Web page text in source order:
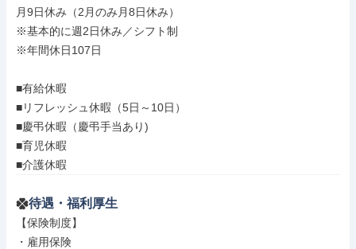
月9日休み（2月のみ月8日休み）
※基本的に週2日休み／シフト制
※年間休日107日
■有給休暇
■リフレッシュ休暇（5日～10日）
■慶弔休暇（慶弔手当あり)
■育児休暇
■介護休暇
待遇・福利厚生
【保険制度】
・雇用保険